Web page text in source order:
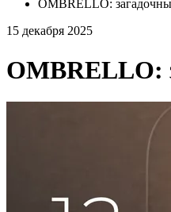
OMBRELLO:
15 декабря 2025
OMBRELLO: